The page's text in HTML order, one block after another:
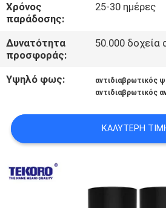
ΖΗΤΉΣΤΕ
ΠΡΟΣΦΟΡΆ
SITEMAP
ΠΟΛΙΤΙΚΉ
ΑΠΟΡΡΉΤΟΥ
Χρόνος
παράδοσης:
25-30 ημέρες
Δυνατότητα
προσφοράς:
50.000 δοχεία
Υψηλό φως: αντιδιαβρωτικός
αντιδιαβρωτικός
ΚΑΛΎΤΕΡΗ